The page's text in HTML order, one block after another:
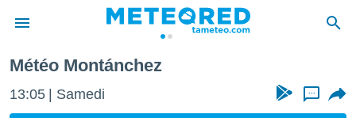
de
Météo Montánchez
13:05 Samedi ...